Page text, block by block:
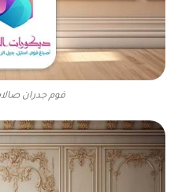
فوم جدران